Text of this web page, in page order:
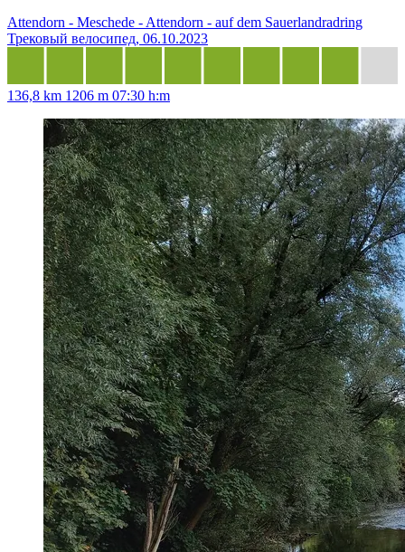
Attendorn - Meschede - Attendorn - auf dem Sauerlandradring
Трековый велосипед, 06.10.2023
136,8 km 1206 m 07:30 h:m